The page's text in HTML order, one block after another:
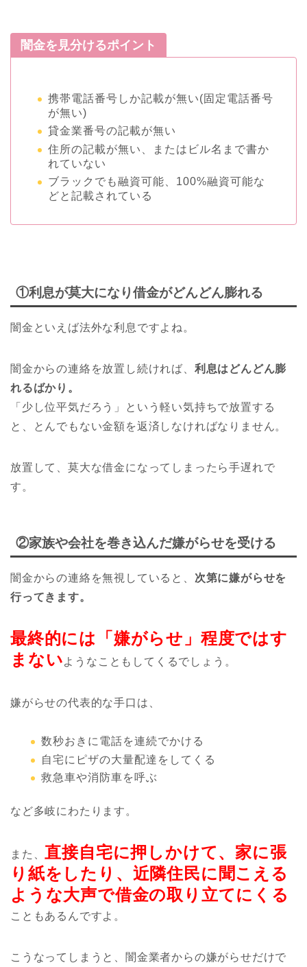
闇金を見分けるポイント
携帯電話番号しか記載が無い(固定電話番号
が無い)
貸金業番号の記載が無い
住所の記載が無い、またはビル名まで書か
れていない
ブラックでも融資可能、100%融資可能な
どと記載されている
①利息が莫大になり借金がどんどん膨れる
闇金といえば法外な利息ですよね。
闇金からの連絡を放置し続ければ、 利息はどんどん膨
れるばかり。
「少し位平気だろう」という軽い気持ちで放置する
と、とんでもない金額を返済しなければなりません。
放置して、莫大な借金になってしまったら手遅れで
す。
②家族や会社を巻き込んだ嫌がらせを受ける
闇金からの連絡を無視していると、 次第に嫌がらせを
行ってきます。
最終的には「嫌がらせ」程度ではす
まないようなこともしてくるでしょう。
嫌がらせの代表的な手口は、
数秒おきに電話を連続でかける
自宅にピザの大量配達をしてくる
救急車や消防車を呼ぶ
など多岐にわたります。
また、 直接自宅に押しかけて、家に張
り紙をしたり、近隣住民に聞こえる
ような大声で借金の取り立てにくる
こともあるんですよ。
こうなってしまうと、闇金業者からの嫌がらせだけで